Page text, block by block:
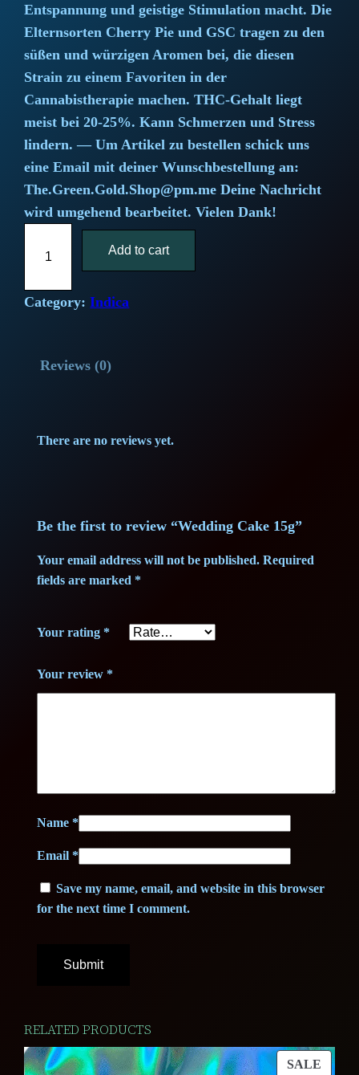
n
a
l
p
r
i
c
e
w
s
1
,
0
€
n
t
p
r
i
c
e
i
7
5
€
Entspannung und geistige Stimulation macht. Die
Elternsorten Cherry Pie und GSC tragen zu den
süßen und würzigen Aromen bei, die diesen
Strain zu einem Favoriten in der
Cannabistherapie machen. THC-Gehalt liegt
meist bei 20-25%. Kann Schmerzen und Stress
lindern. — Um Artikel zu bestellen schick uns
eine Email mit deiner Wunschbestellung an:
The.Green.Gold.Shop@pm.me Deine Nachricht
wird umgehend bearbeitet. Vielen Dank!
d
Add to cart
Category:Indica
Reviews (0)
There are no reviews yet.
Be the first to review “Wedding Cake 15g”
Your email address will not be published. Required
fields are marked*
Your rating *
Your review *
Name *
Email*
Save my name, email, and website in this browser
for the next time I comment.
RELATED PRODUCTS
SALE